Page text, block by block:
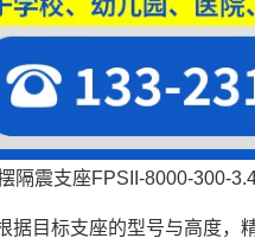
隔震支座FPSII-8000-300-
据目标支座的型号与高度，